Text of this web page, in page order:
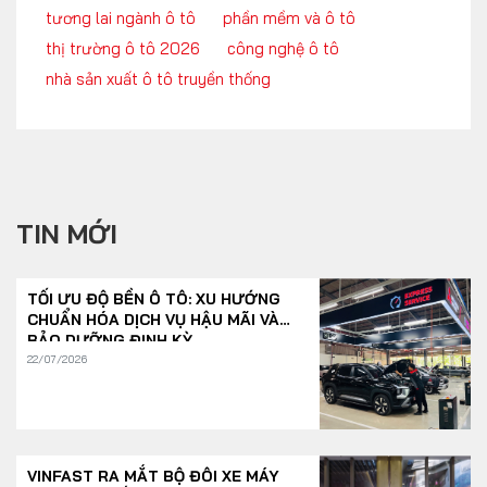
tương lai ngành ô tô
phần mềm và ô tô
thị trường ô tô 2026
công nghệ ô tô
nhà sản xuất ô tô truyền thống
TIN MỚI
TỐI ƯU ĐỘ BỀN Ô TÔ: XU HƯỚNG
CHUẨN HÓA DỊCH VỤ HẬU MÃI VÀ
BẢO DƯỠNG ĐỊNH KỲ
22/07/2026
VINFAST RA MẮT BỘ ĐÔI XE MÁY